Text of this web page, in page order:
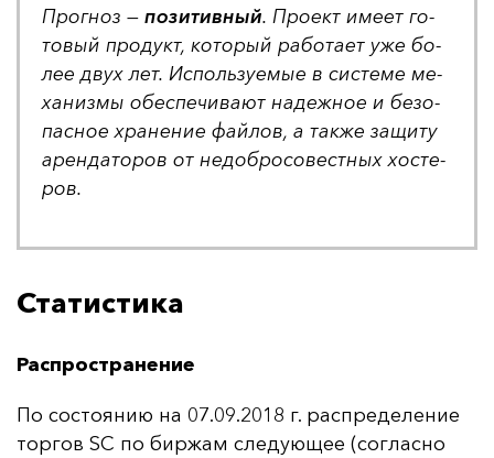
Прог­ноз — по­зи­тив­ный. Про­ект име­ет го­
то­вый про­дукт, ко­то­рый ра­бо­та­ет уже бо­
лее двух лет. Ис­поль­зу­емые в сис­те­ме ме­
ха­низ­мы обес­пе­чи­ва­ют на­деж­ное и бе­зо­
пас­ное хра­не­ние фай­лов, а так­же за­щи­ту
арен­да­то­ров от не­доб­ро­со­вес­тных хос­те­
ров.
Статистика
Распространение
По сос­то­янию на 07.09.2018 г. рас­пре­де­ле­ние
тор­гов SC по бир­жам сле­ду­ющее (сог­лас­но